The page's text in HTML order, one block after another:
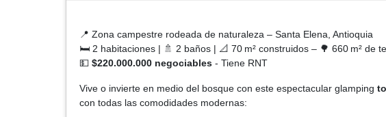
📍 Zona campestre rodeada de naturaleza – Santa Elena, Antioquia
🛏 2 habitaciones | 🚿 2 baños | 📐 70 m² construidos – 🌳 660 m² de
💵 $220.000.000 negociables - Tiene RNT
Vive o invierte en medio del bosque con este espectacular glamping
con todas las comodidades modernas: